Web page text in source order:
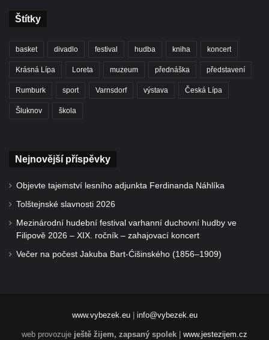
Štítky
basket divadlo festival hudba kniha koncert
Krásná Lípa Loreta muzeum přednáška představení
Rumburk sport Varnsdorf výstava Česká Lípa
Šluknov škola
Nejnovější příspěvky
Objevte tajemství lesního adjunkta Ferdinanda Náhlíka
Tolštejnské slavnosti 2026
Mezinárodní hudební festival varhanní duchovní hudby ve
Filipově 2026 – XIX. ročník – zahajovací koncert
Večer na počest Jakuba Bart-Ćišinského (1856–1909)
www.vybezek.eu| info@vybezek.eu
web provozuje ještě žijem, zapsaný spolek | www.jestezijem.cz